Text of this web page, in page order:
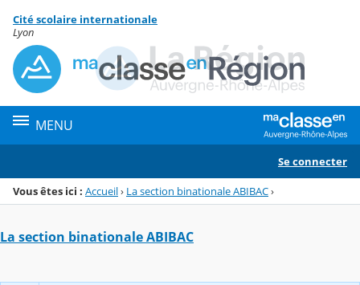
Menu de la rubrique
Contenu
Cité scolaire internationale
Lyon
MENU
Se connecter
Vous êtes ici : Accueil› La section binationale ABIBAC›
La section binationale ABIBAC